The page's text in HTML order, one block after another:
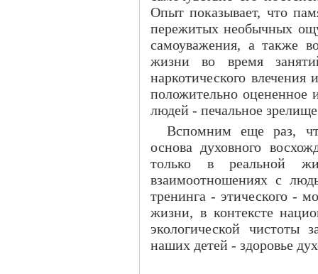
Опыт показывает, что
пережитых необычных
самоуважения, а также
жизни во время
наркотического
положительно оцененное
людей - печальное
Вспомним еще раз,
основа духовного
только в реальной
взаимоотношениях с
тренинга - этического -
жизни, в контексте
экологической чистоты
наших детей - здоровье